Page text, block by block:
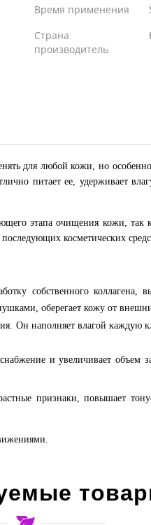
Время применения
Страна
производитель
для любой кожи, но
питает ее, удерживает
этапа очищения кожи, так
косметических
собственного
оберегает кожу от
Он наполняет влагой каждую
и увеличивает объем
признаки, повышает